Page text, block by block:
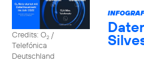
Credits: O2 /
Telefónica
Deutschland